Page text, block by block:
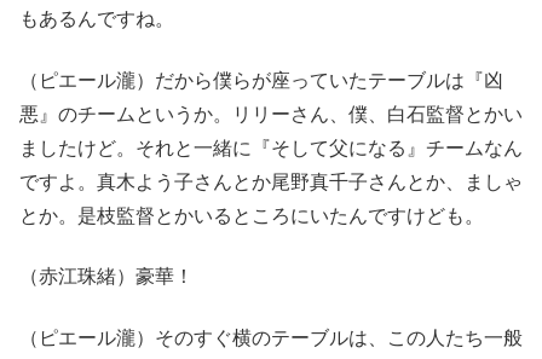
もあるんですね。
（ピエール瀧）だから僕らが座っていたテーブルは『凶
悪』のチームというか。リリーさん、僕、白石監督とかい
ましたけど。それと一緒に『そして父になる』チームなん
ですよ。真木よう子さんとか尾野真千子さんとか、ましゃ
とか。是枝監督とかいるところにいたんですけども。
（赤江珠緒）豪華！
（ピエール瀧）そのすぐ横のテーブルは、この人たち一般